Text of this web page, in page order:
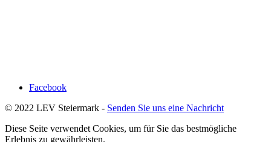
Facebook
© 2022 LEV Steiermark - Senden Sie uns eine Nachricht
Diese Seite verwendet Cookies, um für Sie das bestmögliche
Erlebnis zu gewährleisten.